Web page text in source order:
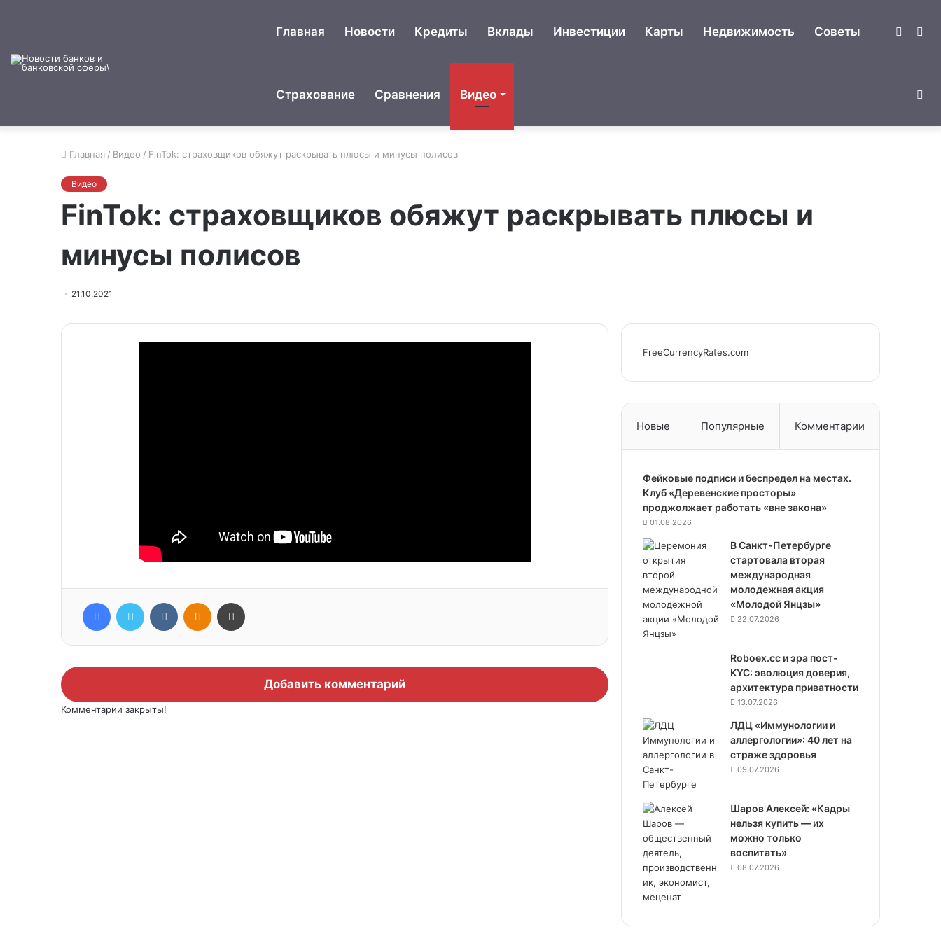
Главная Новости Кредиты Вклады Инвестиции Карты Недвижимость Советы
Страхование Сравнения Видео
Switch
skin
Главная / Видео / FinTok: страховщиков обяжут раскрывать плюсы и минусы полисов
Видео
FinTok: страховщиков обяжут раскрывать плюсы и
минусы полисов
21.10.2021
FacebookTwitter ВконтактеОдноклассники
Добавить комментарий
Комментарии закрыты!
FreeCurrencyRates.com
Новые Популярные Комментарии
Фейковые подписи и беспредел на местах.
Клуб «Деревенские просторы»
проджолжает работать «вне закона»
01.08.2026
В Санкт-Петербурге
стартовала вторая
международная
молодежная акция
«Молодой Янцзы»
22.07.2026
Roboex.cc и эра пост-
KYC: эволюция доверия,
архитектура приватности
13.07.2026
ЛДЦ «Иммунологии и
аллергологии»: 40 лет на
страже здоровья
09.07.2026
Шаров Алексей: «Кадры
нельзя купить — их
можно только
воспитать»
08.07.2026